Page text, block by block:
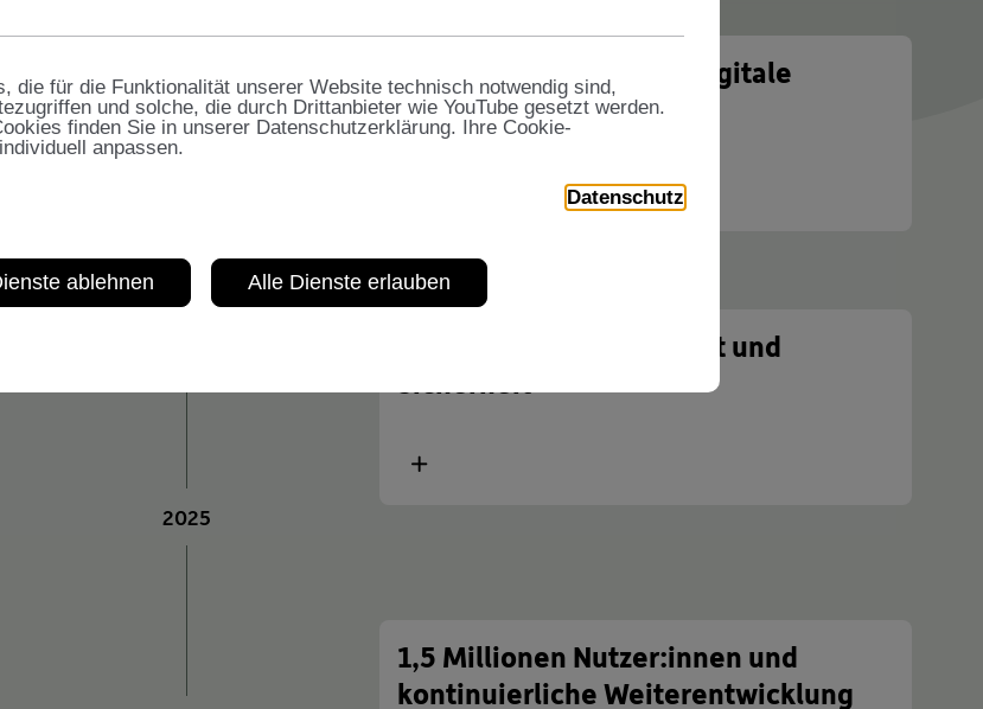
2020
Mehr Transparenz und digitale
Prozesse
Fokus auf Zugänglichkeit und
Sicherheit
Mehr
2025
1,5 Millionen Nutzer:innen und
kontinuierliche Weiterentwicklung
die für die Funktionalität unserer Website technisch notwendig sind,
und solche, die durch Drittanbieter wie YouTube gesetzt werden.
finden Sie in unserer Datenschutzerklärung. Ihre Cookie-
anpassen.
Datenschutz
ablehnen Alle Dienste erlauben